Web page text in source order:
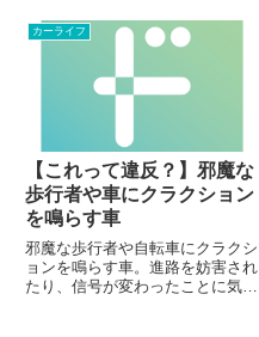
反なんでしょうか？これって違
反？シリーズでは交通法規＝道路
道路交通法の観点で見ていきまし
カーライフ
【これって違反？】邪魔な
歩行者や車にクラクション
を鳴らす車
邪魔な歩行者や自転車にクラクシ
ョンを鳴らす車。進路を妨害され
たり、信号が変わったことに気が